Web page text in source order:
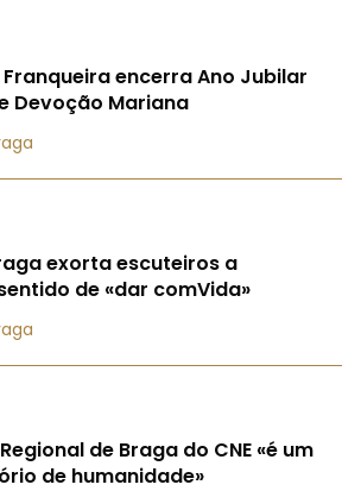
encerra Ano Jubilar
Devoção Mariana
exorta escuteiros a
de «dar comVida»
de Braga do CNE «é um
de humanidade»